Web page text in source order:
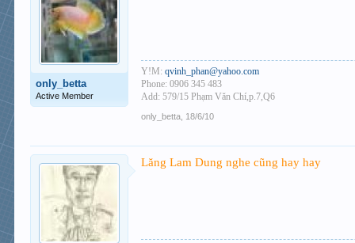
only_betta
Active Member
Y!M:qvinh_phan@yahoo.com
Phone: 0906 345 483
Add: 579/15 Phạm Văn Chí,p.7,Q6
only_betta 18/6/10
Lăng Lam Dung nghe cũng hay hay